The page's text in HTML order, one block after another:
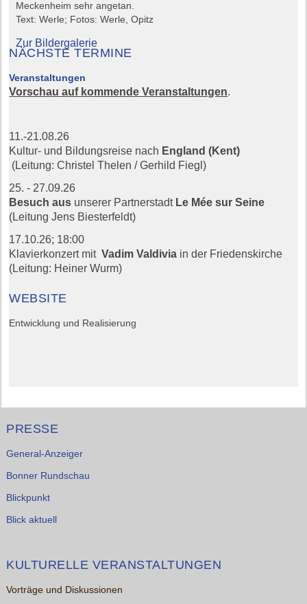
Meckenheim sehr angetan.
Text: Werle; Fotos: Werle, Opitz
Zur Bildergalerie
NÄCHSTE TERMINE
Veranstaltungen
Vorschau auf kommende Veranstaltungen.
11.-21.08.26
Kultur- und Bildungsreise nach England (Kent)
(Leitung: Christel Thelen / Gerhild Fiegl)
25. - 27.09.26
Besuch aus unserer Partnerstadt Le Mée sur Seine
(Leitung Jens Biesterfeldt)
17.10.26; 18:00
Klavierkonzert mitVadim Valdivia in der Friedenskirche
(Leitung: Heiner Wurm)
WEBSITE
Entwicklung und Realisierung
PRESSE
General-Anzeiger
Bonner Rundschau
Blickpunkt
Blick aktuell
KULTURELLE VERANSTALTUNGEN
Vorträge und Diskussionen